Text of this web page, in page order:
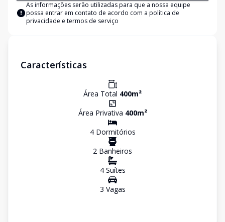
As informações serão utilizadas para que a nossa equipe
possa entrar em contato de acordo com a política de
privacidade e termos de serviço
Características
Área Total 400m²
Área Privativa 400m²
4Dormitórios
2 Banheiros
4Suítes
3 Vagas